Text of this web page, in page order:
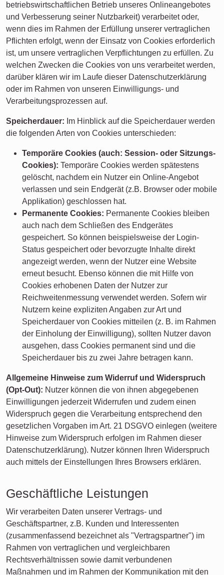
betriebswirtschaftlichen Betrieb unseres Onlineangebotes
und Verbesserung seiner Nutzbarkeit) verarbeitet oder,
wenn dies im Rahmen der Erfüllung unserer vertraglichen
Pflichten erfolgt, wenn der Einsatz von Cookies erforderlich
ist, um unsere vertraglichen Verpflichtungen zu erfüllen. Zu
welchen Zwecken die Cookies von uns verarbeitet werden,
darüber klären wir im Laufe dieser Datenschutzerklärung
oder im Rahmen von unseren Einwilligungs- und
Verarbeitungsprozessen auf.
Speicherdauer: Im Hinblick auf die Speicherdauer werden
die folgenden Arten von Cookies unterschieden:
Temporäre Cookies (auch: Session- oder Sitzungs-
Cookies): Temporäre Cookies werden spätestens
gelöscht, nachdem ein Nutzer ein Online-Angebot
verlassen und sein Endgerät (z.B. Browser oder mobile
Applikation) geschlossen hat.
Permanente Cookies: Permanente Cookies bleiben
auch nach dem Schließen des Endgerätes
gespeichert. So können beispielsweise der Login-
Status gespeichert oder bevorzugte Inhalte direkt
angezeigt werden, wenn der Nutzer eine Website
erneut besucht. Ebenso können die mit Hilfe von
Cookies erhobenen Daten der Nutzer zur
Reichweitenmessung verwendet werden. Sofern wir
Nutzern keine expliziten Angaben zur Art und
Speicherdauer von Cookies mitteilen (z. B. im Rahmen
der Einholung der Einwilligung), sollten Nutzer davon
ausgehen, dass Cookies permanent sind und die
Speicherdauer bis zu zwei Jahre betragen kann.
Allgemeine Hinweise zum Widerruf und Widerspruch
(Opt-Out): Nutzer können die von ihnen abgegebenen
Einwilligungen jederzeit Widerrufen und zudem einen
Widerspruch gegen die Verarbeitung entsprechend den
gesetzlichen Vorgaben im Art. 21 DSGVO einlegen (weitere
Hinweise zum Widerspruch erfolgen im Rahmen dieser
Datenschutzerklärung). Nutzer können Ihren Widerspruch
auch mittels der Einstellungen Ihres Browsers erklären.
Geschäftliche Leistungen
Wir verarbeiten Daten unserer Vertrags- und
Geschäftspartner, z.B. Kunden und Interessenten
(zusammenfassend bezeichnet als "Vertragspartner") im
Rahmen von vertraglichen und vergleichbaren
Rechtsverhältnissen sowie damit verbundenen
Maßnahmen und im Rahmen der Kommunikation mit den